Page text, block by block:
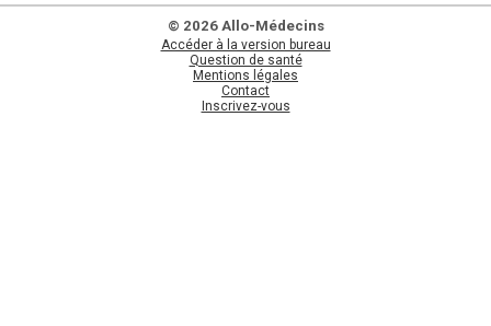
© 2026 Allo-Médecins
Accéder à la version bureau
Question de santé
Mentions légales
Contact
Inscrivez-vous